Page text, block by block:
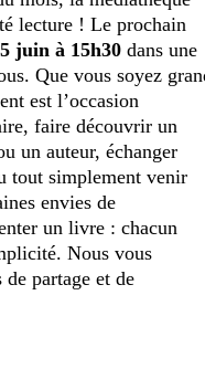
lecture ! Le prochain
juin à 15h30 dans une
Que vous soyez
est l’occasion
faire découvrir un
un auteur, échanger
tout simplement venir
envies de
un livre : chacun
Nous vous
partage et de